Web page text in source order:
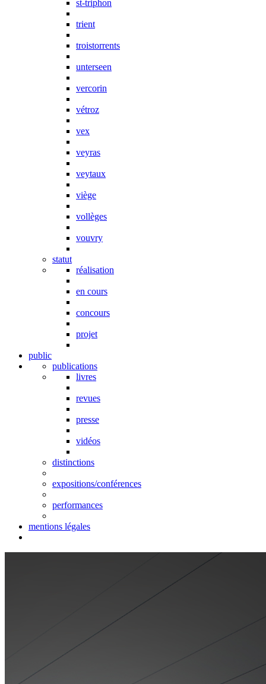
st-triphon
trient
troistorrents
unterseen
vercorin
vétroz
vex
veyras
veytaux
viège
vollèges
vouvry
statut
réalisation
en cours
concours
projet
public
publications
livres
revues
presse
vidéos
distinctions
expositions/conférences
performances
mentions légales